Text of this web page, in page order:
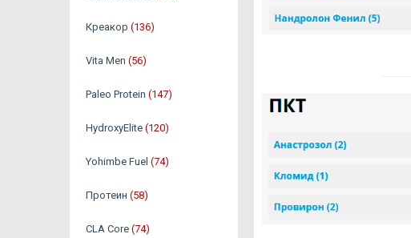
Креакор (136)
Vita Men (56)
Paleo Protein (147)
HydroxyElite (120)
Yohimbe Fuel (74)
Протеин (58)
CLA Core (74)